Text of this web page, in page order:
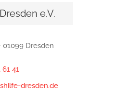
e.V.
01099 Dresden
61 41
dresden.de